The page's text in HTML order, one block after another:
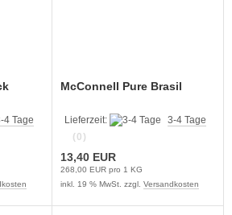
4 Tage
McConnell Pure Brasil
Lieferzeit:
3-4 Tage
(0)
13,40 EUR
268,00 EUR pro 1 KG
inkl. 19 % MwSt. zzgl. Versandkosten